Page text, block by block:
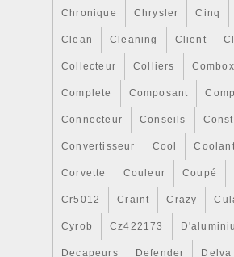
Chronique Chrysler Cinq
Clean Cleaning Client
Collecteur Colliers Combox
Complete Composant
Connecteur Conseils
Convertisseur Cool
Corvette Couleur Coupé
Cr5012 Craint Crazy
Cyrob Cz422173
Decapeurs Defender Delva